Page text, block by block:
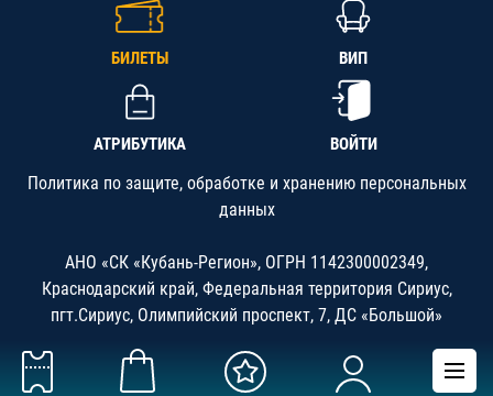
БИЛЕТЫ ВИП
АТРИБУТИКА ВОЙТИ
Политика по защите, обработке и хранению персональных
данных
АНО «СК «Кубань-Регион», ОГРН 1142300002349,
Краснодарский край, Федеральная территория Сириус,
пгт.Сириус, Олимпийский проспект, 7, ДС «Большой»